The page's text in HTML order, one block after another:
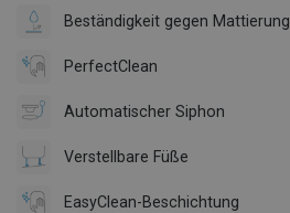
Beständigkeit gegen Mattierung
PerfectClean
Automatischer Siphon
Verstellbare Füße
EasyClean-Beschichtung